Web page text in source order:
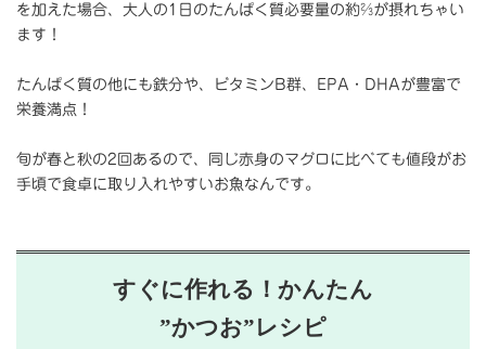
を加えた場合、大人の1日のたんぱく質必要量の約⅔が摂れちゃい
ます！
たんぱく質の他にも鉄分や、ビタミンB群、EPA・DHAが豊富で
栄養満点！
旬が春と秋の2回あるので、同じ赤身のマグロに比べても値段がお
手頃で食卓に取り入れやすいお魚なんです。
すぐに作れる！かんたん
”かつお”レシピ